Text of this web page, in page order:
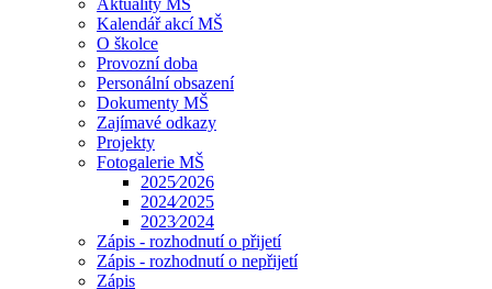
Aktuality MŠ
Kalendář akcí MŠ
O školce
Provozní doba
Personální obsazení
Dokumenty MŠ
Zajímavé odkazy
Projekty
Fotogalerie MŠ
2025⁄2026
2024⁄2025
2023⁄2024
Zápis - rozhodnutí o přijetí
Zápis - rozhodnutí o nepřijetí
Zápis